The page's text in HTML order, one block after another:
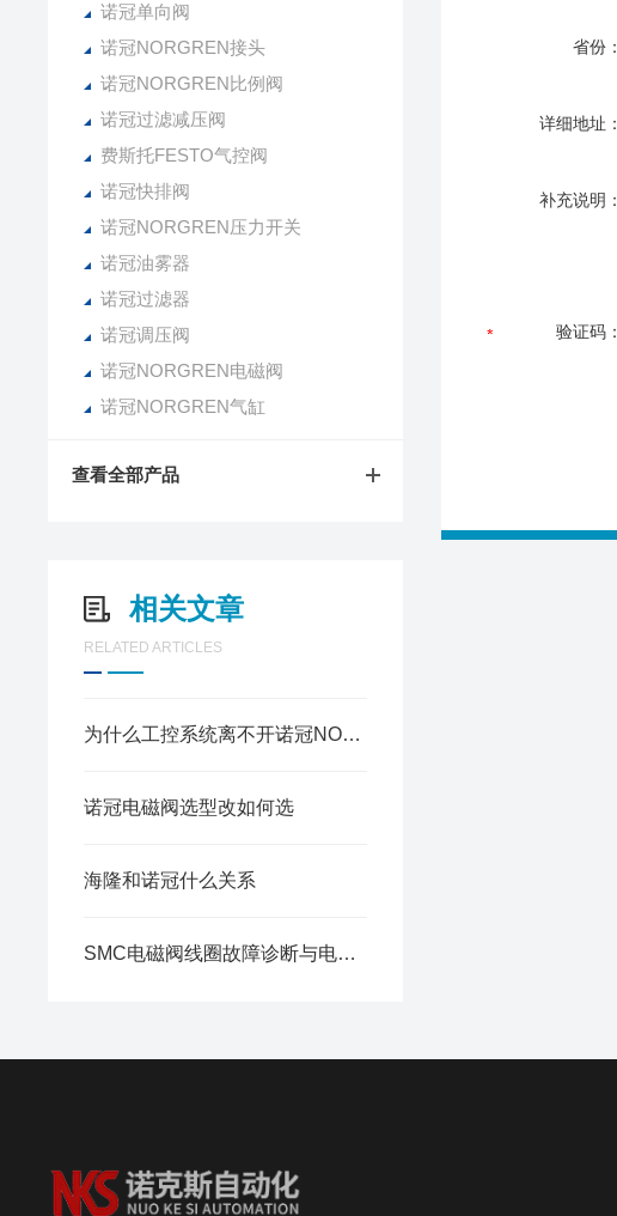
诺冠单向阀
诺冠NORGREN接头
诺冠NORGREN比例阀
诺冠过滤减压阀
费斯托FESTO气控阀
诺冠快排阀
诺冠NORGREN压力开关
诺冠油雾器
诺冠过滤器
诺冠调压阀
诺冠NORGREN电磁阀
诺冠NORGREN气缸
查看全部产品
相关文章
RELATED ARTICLES
为什么工控系统离不开诺冠NORGREN压力开关？
诺冠电磁阀选型改如何选
海隆和诺冠什么关系
SMC电磁阀线圈故障诊断与电气控制原理详解
省份：
详细地址：
补充说明：
验证码：